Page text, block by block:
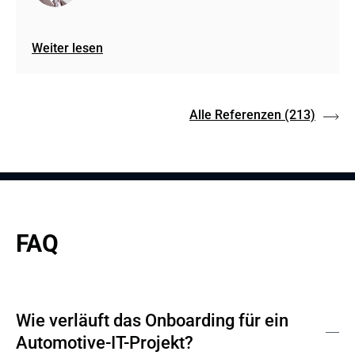
Weiter lesen
Alle Referenzen (213)
FAQ
Wie verläuft das Onboarding für ein
Automotive-IT-Projekt?